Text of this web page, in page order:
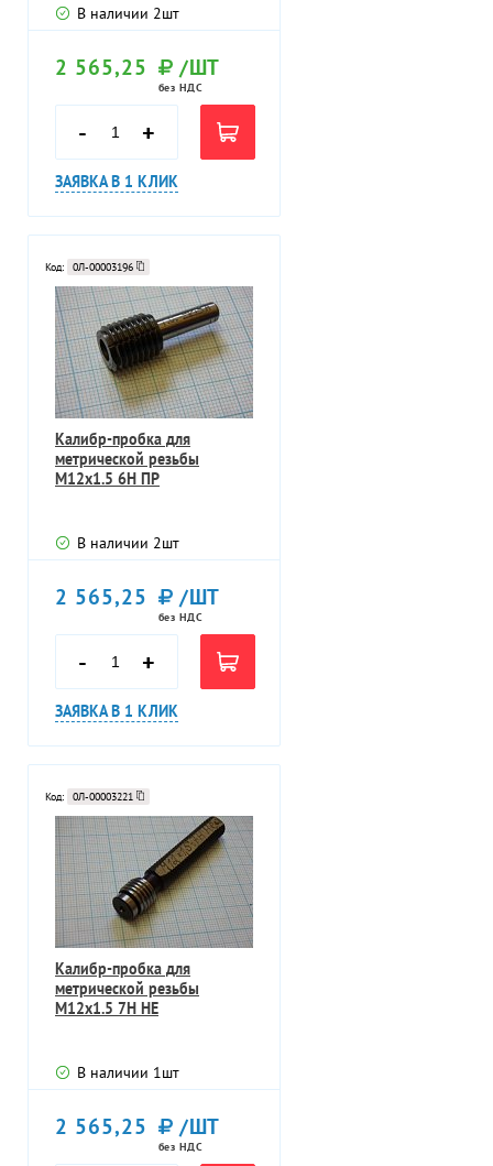
В наличии 2шт
2 565,25 /ШТ
без НДС
- +
ЗАЯВКА В 1 КЛИК
Код: 0Л-00003196
Калибр-пробка для
метрической резьбы
М12х1.5 6Н ПР
В наличии 2шт
2 565,25 /ШТ
без НДС
- +
ЗАЯВКА В 1 КЛИК
Код: 0Л-00003221
Калибр-пробка для
метрической резьбы
М12х1.5 7Н НЕ
В наличии 1шт
2 565,25 /ШТ
без НДС